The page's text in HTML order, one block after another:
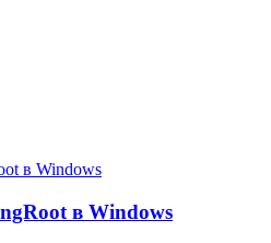
в Windows